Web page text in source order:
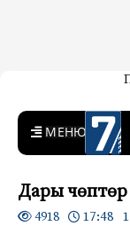
7-
Жаңылыктар —
MENU
Дары
4918 17:48